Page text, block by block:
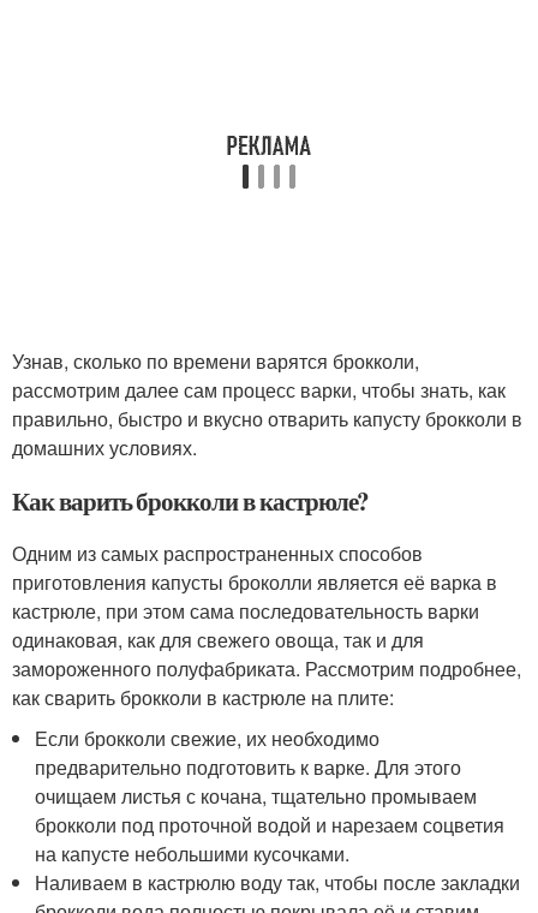
Узнав, сколько по времени варятся брокколи,
рассмотрим далее сам процесс варки, чтобы знать, как
правильно, быстро и вкусно отварить капусту брокколи в
домашних условиях.
Как варить брокколи в кастрюле?
Одним из самых распространенных способов
приготовления капусты броколли является её варка в
кастрюле, при этом сама последовательность варки
одинаковая, как для свежего овоща, так и для
замороженного полуфабриката. Рассмотрим подробнее,
как сварить брокколи в кастрюле на плите:
Если брокколи свежие, их необходимо
предварительно подготовить к варке. Для этого
очищаем листья с кочана, тщательно промываем
брокколи под проточной водой и нарезаем соцветия
на капусте небольшими кусочками.
Наливаем в кастрюлю воду так, чтобы после закладки